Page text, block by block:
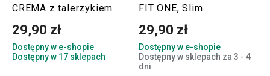
CREMA z talerzykiem
29,90 zł
Dostępny w e-shopie
Dostępny w 17 sklepach
FIT ONE, Slim
29,90 zł
Dostępny w e-shopie
Dostępny w sklepach za 3 - 4
dni